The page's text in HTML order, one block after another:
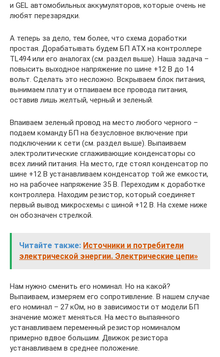
и GEL автомобильных аккумуляторов, которые очень не
любят перезарядки.
А теперь за дело, тем более, что схема доработки
простая. Дорабатывать будем БП ATX на контроллере
TL494 или его аналогах (см. раздел выше). Наша задача –
повысить выходное напряжение по шине +12 В до 14
вольт. Сделать это несложно. Вскрываем блок питания,
вынимаем плату и отпаиваем все провода питания,
оставив лишь желтый, черный и зеленый.
Впаиваем зеленый провод на место любого черного –
подаем команду БП на безусловное включение при
подключении к сети (см. раздел выше). Выпаиваем
электролитические сглаживающие конденсаторы со
всех линий питания. На место, где стоял конденсатор по
шине +12 В устанавливаем конденсатор той же емкости,
но на рабочее напряжение 35 В. Переходим к доработке
контроллера. Находим резистор, который соединяет
первый вывод микросхемы с шиной +12 В. На схеме ниже
он обозначен стрелкой.
Читайте также: Источники и потребители
электрической энергии. Электрические цепи»
Нам нужно сменить его номинал. Но на какой?
Выпаиваем, измеряем его сопротивление. В нашем случае
его номинал – 27 кОм, но в зависимости от модели БП
значение может меняться. На место выпаянного
устанавливаем переменный резистор номиналом
примерно вдвое большим. Движок резистора
устанавливаем в среднее положение.